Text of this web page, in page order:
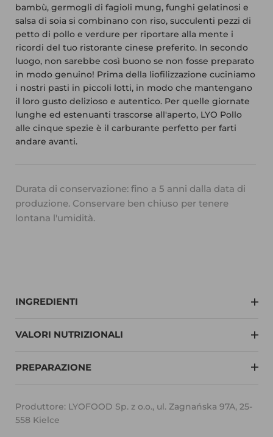
bambù, germogli di fagioli mung, funghi gelatinosi e
salsa di soia si combinano con riso, succulenti pezzi di
petto di pollo e verdure per riportare alla mente i
ricordi del tuo ristorante cinese preferito. In secondo
luogo, non sarebbe così buono se non fosse preparato
in modo genuino! Prima della liofilizzazione cuciniamo
i nostri pasti in piccoli lotti, in modo che mantengano
il loro gusto delizioso e autentico. Per quelle giornate
lunghe ed estenuanti trascorse all'aperto, LYO Pollo
alle cinque spezie è il carburante perfetto per farti
andare avanti.
Durata di conservazione: fino a 5 anni dalla data di
produzione. Conservare ben chiuso per tenere
lontana l'umidità.
INGREDIENTI
VALORI NUTRIZIONALI
PREPARAZIONE
Produttore: LYOFOOD Sp. z o.o., ul. Zagnańska 97A, 25-
558 Kielce